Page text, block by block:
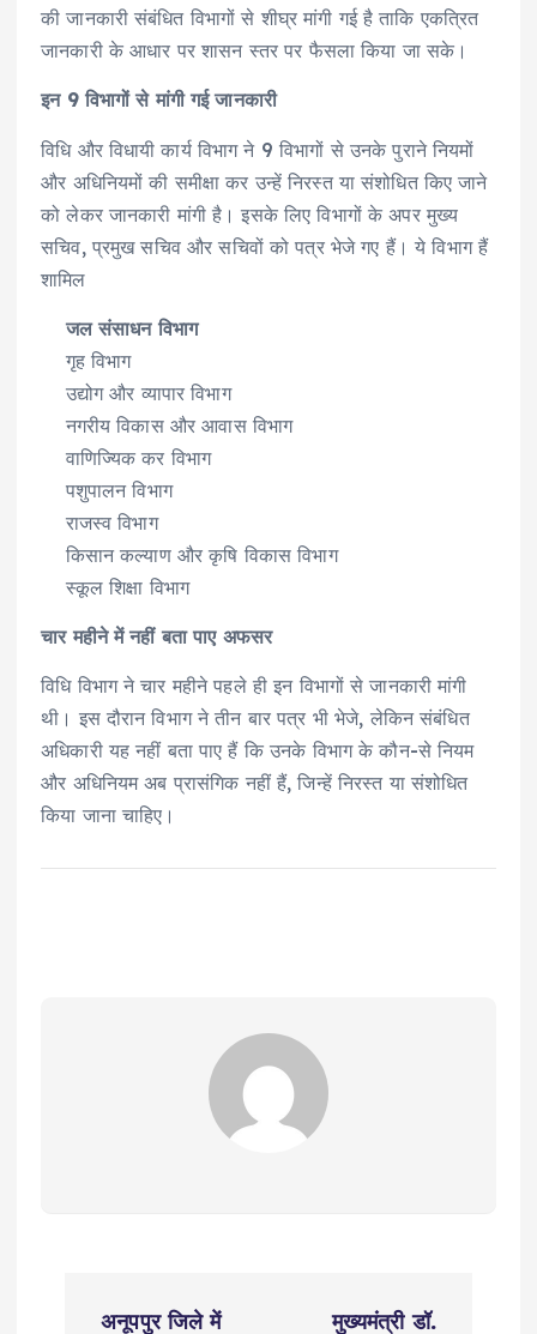
की जानकारी संबंधित विभागों से शीघ्र मांगी गई है ताकि एकत्रित
जानकारी के आधार पर शासन स्तर पर फैसला किया जा सके।
इन 9 विभागों से मांगी गई जानकारी
विधि और विधायी कार्य विभाग ने 9 विभागों से उनके पुराने नियमों
और अधिनियमों की समीक्षा कर उन्हें निरस्त या संशोधित किए जाने
को लेकर जानकारी मांगी है। इसके लिए विभागों के अपर मुख्य
सचिव, प्रमुख सचिव और सचिवों को पत्र भेजे गए हैं। ये विभाग हैं
शामिल
जल संसाधन विभाग
गृह विभाग
उद्योग और व्यापार विभाग
नगरीय विकास और आवास विभाग
वाणिज्यिक कर विभाग
पशुपालन विभाग
राजस्व विभाग
किसान कल्याण और कृषि विकास विभाग
स्कूल शिक्षा विभाग
चार महीने में नहीं बता पाए अफसर
विधि विभाग ने चार महीने पहले ही इन विभागों से जानकारी मांगी
थी। इस दौरान विभाग ने तीन बार पत्र भी भेजे, लेकिन संबंधित
अधिकारी यह नहीं बता पाए हैं कि उनके विभाग के कौन-से नियम
और अधिनियम अब प्रासंगिक नहीं हैं, जिन्हें निरस्त या संशोधित
किया जाना चाहिए।
अनूपपुर जिले में मुख्यमंत्री डॉ.